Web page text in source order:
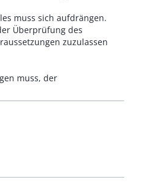
muss sich aufdrängen.
Überprüfung des
zuzulassen
muss, der